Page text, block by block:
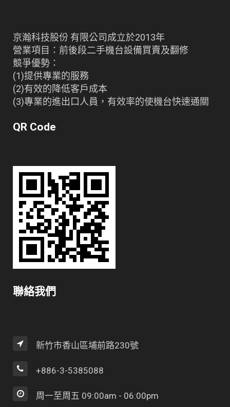
京瀚科技股份 有限公司成立於2013年
營業項目：前後段二手機台設備買賣及翻修
競爭優勢：
(1)提供專業的服務
(2)有效的降低客戶成本
(3)專業的進出口人員，有效率的使機台快速通關
QR Code
聯絡我們
新竹市香山區埔前路230號
+886-3-5385088
周一至周五 09:00am - 06:00pm